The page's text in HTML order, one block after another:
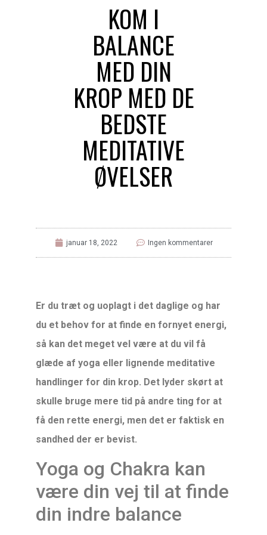
KOM I
BALANCE
MED DIN
KROP MED DE
BEDSTE
MEDITATIVE
ØVELSER
januar 18, 2022 Ingen kommentarer
Er du træt og uoplagt i det daglige og har
du et behov for at finde en fornyet energi,
så kan det meget vel være at du vil få
glæde af yoga eller lignende meditative
handlinger for din krop. Det lyder skørt at
skulle bruge mere tid på andre ting for at
få den rette energi, men det er faktisk en
sandhed der er bevist.
Yoga og Chakra kan
være din vej til at finde
din indre balance